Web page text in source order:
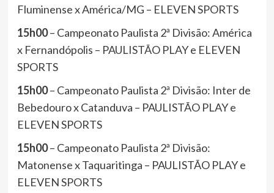
Fluminense x América/MG – ELEVEN SPORTS
15h00– Campeonato Paulista 2ª Divisão: América
x Fernandópolis – PAULISTÃO PLAY e ELEVEN
SPORTS
15h00– Campeonato Paulista 2ª Divisão: Inter de
Bebedouro x Catanduva – PAULISTÃO PLAY e
ELEVEN SPORTS
15h00– Campeonato Paulista 2ª Divisão:
Matonense x Taquaritinga – PAULISTÃO PLAY e
ELEVEN SPORTS